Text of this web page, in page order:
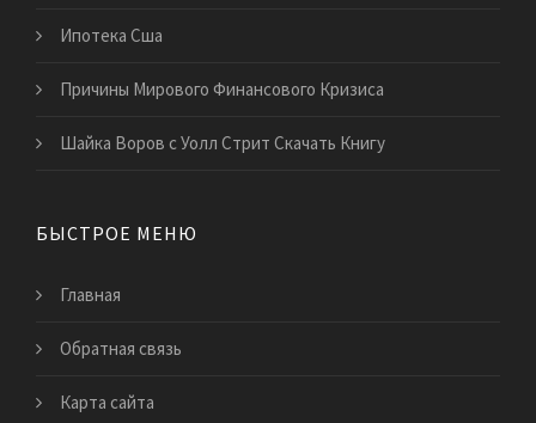
Ипотека Сша
Причины Мирового Финансового Кризиса
Шайка Воров с Уолл Стрит Скачать Книгу
БЫСТРОЕ МЕНЮ
Главная
Обратная связь
Карта сайта